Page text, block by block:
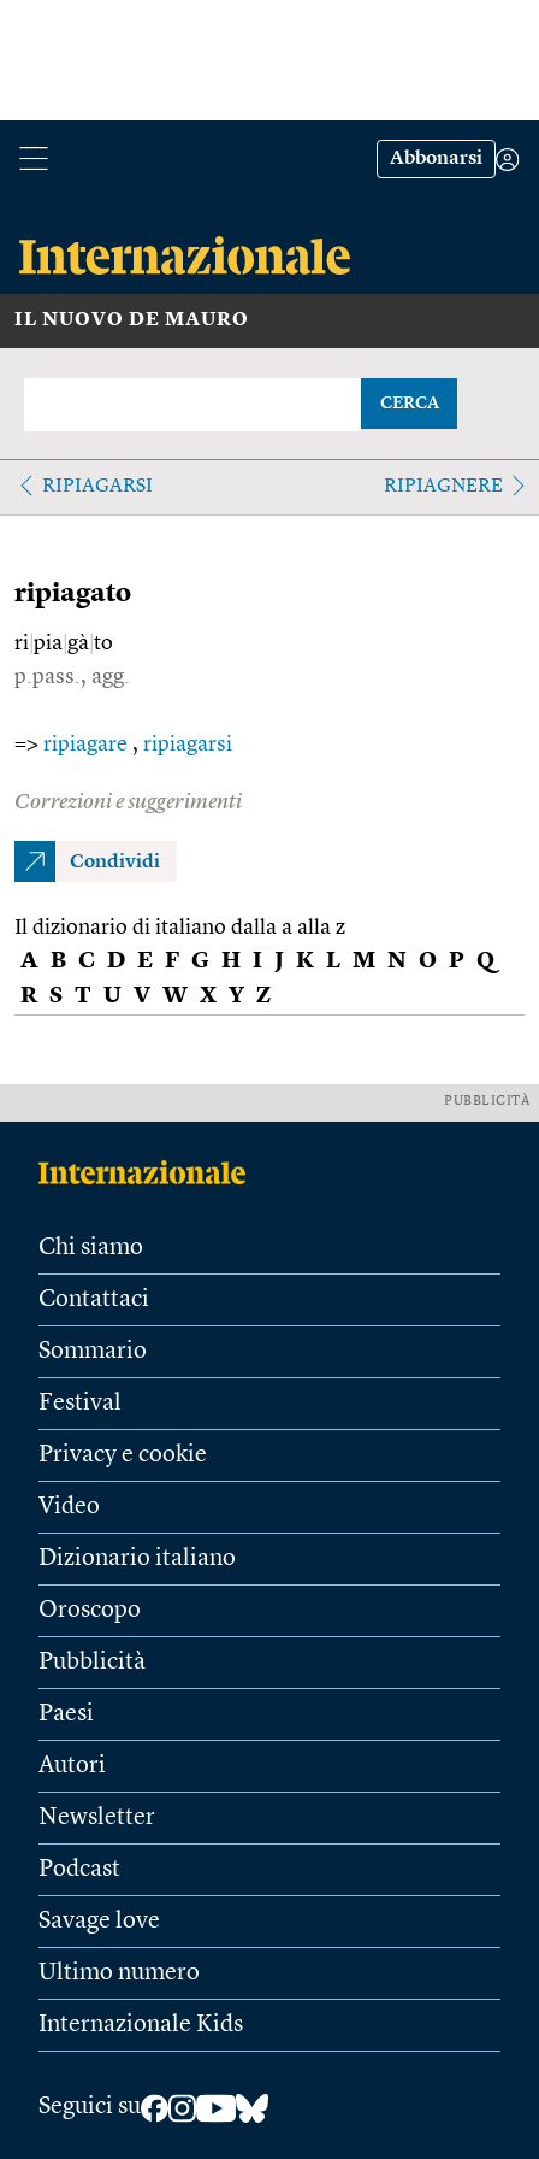
Abbonarsi
IL NUOVO DE MAURO
CERCA
RIPIAGARSI RIPIAGNERE
ripiagato
ri pia gà to
p.pass., agg.
=> ripiagare , ripiagarsi
Correzioni e suggerimenti
Condividi
Il dizionario di italiano dalla a alla z
A B C D E F G H I J K L M N O P Q
R S T U V W X Y Z
PUBBLICITÀ
Chi siamo
Contattaci
Sommario
Festival
Privacy e cookie
Video
Dizionario italiano
Oroscopo
Pubblicità
Paesi
Autori
Newsletter
Podcast
Savage love
Ultimo numero
Internazionale Kids
Seguici su